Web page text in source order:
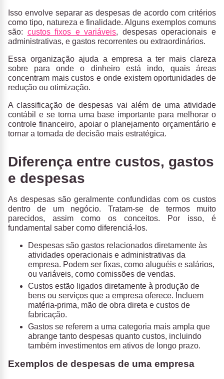
Isso envolve separar as despesas de acordo com critérios
como tipo, natureza e finalidade. Alguns exemplos comuns
são: custos fixos e variáveis, despesas operacionais e
administrativas, e gastos recorrentes ou extraordinários.
Essa organização ajuda a empresa a ter mais clareza
sobre para onde o dinheiro está indo, quais áreas
concentram mais custos e onde existem oportunidades de
redução ou otimização.
A classificação de despesas vai além de uma atividade
contábil e se torna uma base importante para melhorar o
controle financeiro, apoiar o planejamento orçamentário e
tornar a tomada de decisão mais estratégica.
Diferença entre custos, gastos
e despesas
As despesas são geralmente confundidas com os custos
dentro de um negócio. Tratam-se de termos muito
parecidos, assim como os conceitos. Por isso, é
fundamental saber como diferenciá-los.
Despesas são gastos relacionados diretamente às
atividades operacionais e administrativas da
empresa. Podem ser fixas, como aluguéis e salários,
ou variáveis, como comissões de vendas.
Custos estão ligados diretamente à produção de
bens ou serviços que a empresa oferece. Incluem
matéria-prima, mão de obra direta e custos de
fabricação.
Gastos se referem a uma categoria mais ampla que
abrange tanto despesas quanto custos, incluindo
também investimentos em ativos de longo prazo.
Exemplos de despesas de uma empresa